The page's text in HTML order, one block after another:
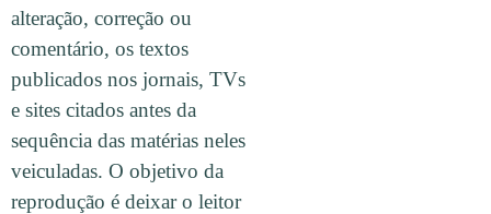
alteração, correção ou
comentário, os textos
publicados nos jornais, TVs
e sites citados antes da
sequência das matérias neles
veiculadas. O objetivo da
reprodução é deixar o leitor